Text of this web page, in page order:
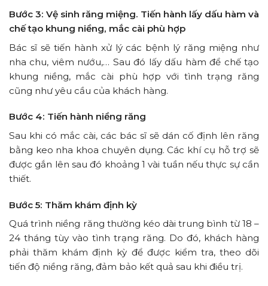
Bước 3: Vệ sinh răng miệng. Tiến hành lấy dấu hàm và
chế tạo khung niềng, mắc cài phù hợp
Bác sĩ sẽ tiến hành xử lý các bệnh lý răng miệng như
nha chu, viêm nướu,… Sau đó lấy dấu hàm để chế tạo
khung niềng, mắc cài phù hợp với tình trạng răng
cũng như yêu cầu của khách hàng.
Bước 4: Tiến hành niềng răng
Sau khi có mắc cài, các bác sĩ sẽ dán cố định lên răng
bằng keo nha khoa chuyên dụng. Các khí cụ hỗ trợ sẽ
được gắn lên sau đó khoảng 1 vài tuần nếu thực sự cần
thiết.
Bước 5: Thăm khám định kỳ
Quá trình niềng răng thường kéo dài trung bình từ 18 –
24 tháng tùy vào tình trạng răng. Do đó, khách hàng
phải thăm khám định kỳ để được kiểm tra, theo dõi
tiến độ niềng răng, đảm bảo kết quả sau khi điều trị.